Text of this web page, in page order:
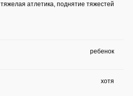
тяжелая атлетика, поднятие тяжестей
ребенок
хотя